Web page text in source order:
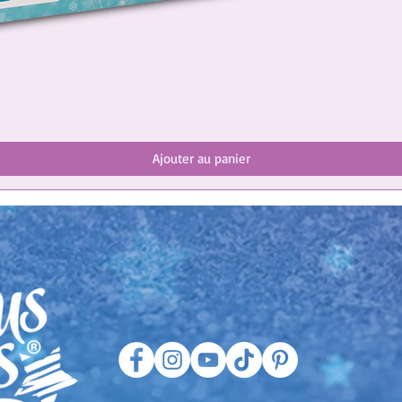
Ajouter au panier